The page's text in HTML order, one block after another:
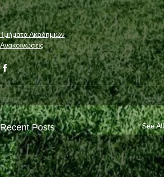
Τμήματα Ακαδημιών
Ανακοινώσεις
Recent Posts See All